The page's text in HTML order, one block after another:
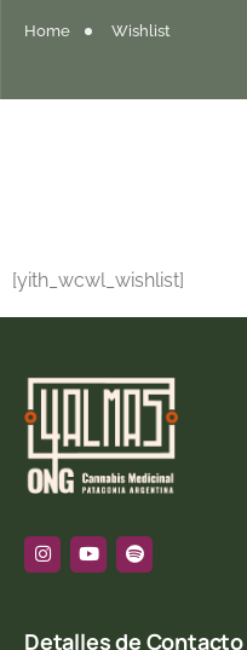
Home Wishlist
[yith_wcwl_wishlist]
Detalles de Contacto